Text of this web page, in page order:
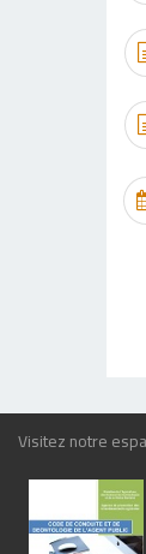
Visitez notre